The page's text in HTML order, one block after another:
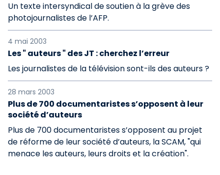
Un texte intersyndical de soutien à la grève des
photojournalistes de l’AFP.
4 mai 2003
Les " auteurs " des JT : cherchez l’erreur
Les journalistes de la télévision sont-ils des auteurs ?
28 mars 2003
Plus de 700 documentaristes s’opposent à leur
société d’auteurs
Plus de 700 documentaristes s’opposent au projet
de réforme de leur société d’auteurs, la SCAM, "qui
menace les auteurs, leurs droits et la création".